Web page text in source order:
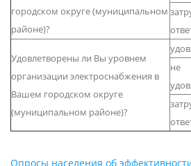
Опросы населения об
городском округе (муниципальном
районе)?
Удовлетворены ли Вы уровнем
организации электроснабжения в
Вашем городском округе
(муниципальном районе)?
не